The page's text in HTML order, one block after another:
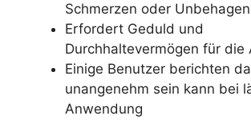
Schmerzen oder Unbehagen
Erfordert Geduld und
Durchhaltevermögen für die
Einige Benutzer berichten
unangenehm sein kann bei
Anwendung